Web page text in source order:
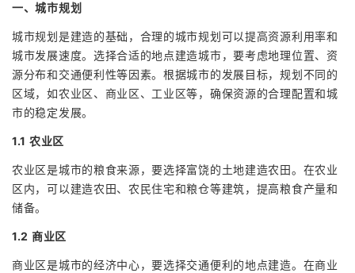
一、城市规划
城市规划是建造的基础，合理的城市规划可以提高资源利用率和
城市发展速度。选择合适的地点建造城市，要考虑地理位置、资
源分布和交通便利性等因素。根据城市的发展目标，规划不同的
区域，如农业区、商业区、工业区等，确保资源的合理配置和城
市的稳定发展。
1.1 农业区
农业区是城市的粮食来源，要选择富饶的土地建造农田。在农业
区内，可以建造农田、农民住宅和粮仓等建筑，提高粮食产量和
储备。
1.2 商业区
商业区是城市的经济中心，要选择交通便利的地点建造。在商业